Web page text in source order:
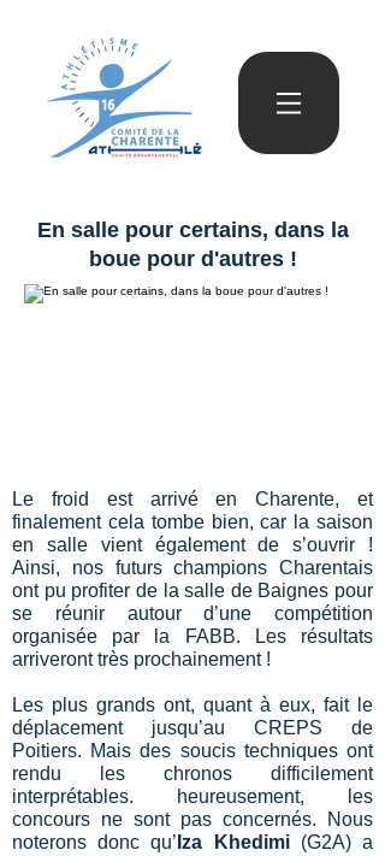
En salle pour certains, dans la
boue pour d'autres !
Le froid est arrivé en Charente, et
finalement cela tombe bien, car la saison
en salle vient également de s’ouvrir !
Ainsi, nos futurs champions Charentais
ont pu profiter de la salle de Baignes pour
se réunir autour d’une compétition
organisée par la FABB. Les résultats
arriveront très prochainement !
Les plus grands ont, quant à eux, fait le
déplacement jusqu’au CREPS de
Poitiers. Mais des soucis techniques ont
rendu les chronos difficilement
interprétables. heureusement, les
concours ne sont pas concernés. Nous
noterons donc qu’Iza Khedimi(G2A) a